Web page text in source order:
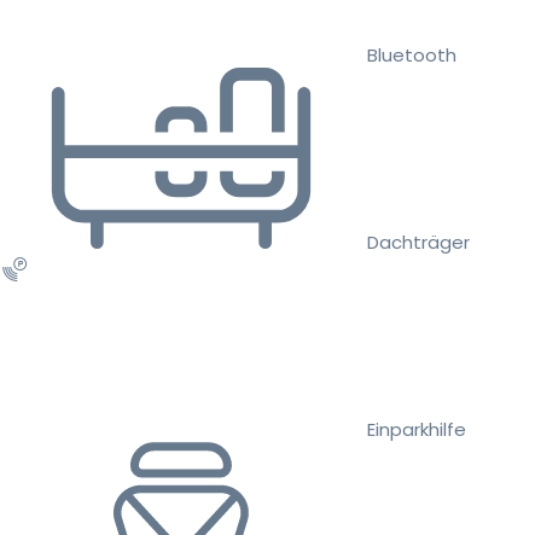
Bluetooth
Dachträger
Einparkhilfe